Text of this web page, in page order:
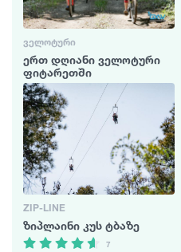
ᲕᲔᲚᲝᲢᲣᲠᲘ
ერთ დღიანი ველოტური
ფიტარეთში
ZIP-LINE
ზიპლაინი კუს ტბაზე
7